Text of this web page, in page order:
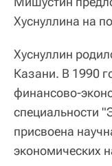
Хуснуллина на
Хуснуллин
Казани. В 1990
финансово-
специальности
присвоена
экономических